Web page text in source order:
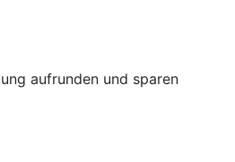
aufrunden und sparen